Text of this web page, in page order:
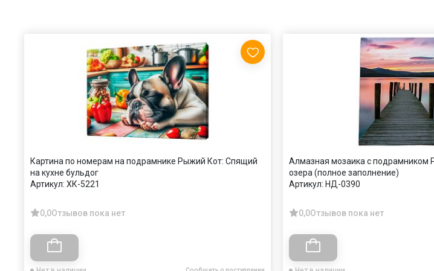
Картина по номерам на подрамнике Рыжий Кот: Спящий
на кухне бульдог
Артикул: ХК-5221
0,0Отзывов пока нет
Алмазная мозаика с подрамником
озера (полное заполнение)
Артикул: НД-0390
0,0Отзывов пока нет